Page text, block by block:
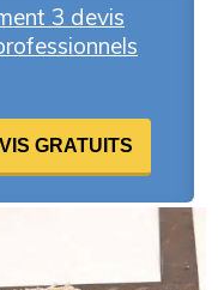
3 devis
GRATUITS